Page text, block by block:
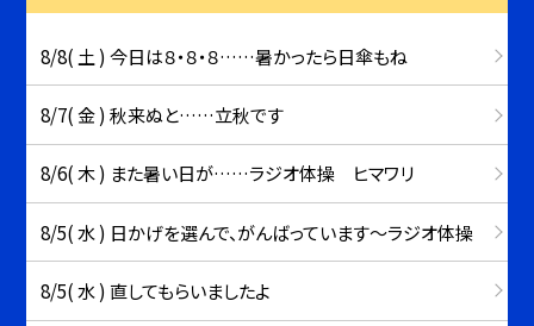
8/8( 土 ) 今日は８・８・８……暑かったら日傘もね
8/7( 金 ) 秋来ぬと……立秋です
8/6( 木 ) また暑い日が……ラジオ体操 ヒマワリ
8/5( 水 ) 日かげを選んで、がんばっています～ラジオ体操
8/5( 水 ) 直してもらいましたよ